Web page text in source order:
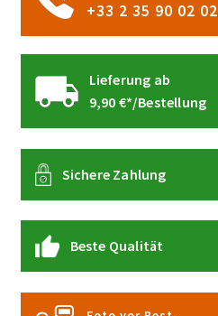
+33 2 35 90 02 02
Lieferung ab
9,90 €*/Bestellung
Sichere Zahlung
Beste Qualität